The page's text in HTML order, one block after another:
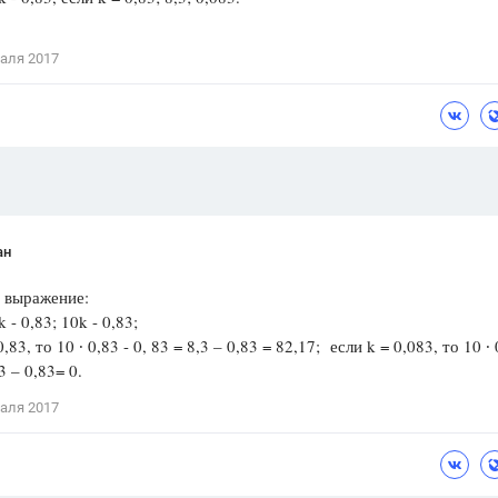
Красота,
2017
- 0,83; 10k - 0,83;
то 10 ∙ 0,83 - 0, 83 = 8,3 – 0,83 = 82,17; если k = 0,083, то 10 ∙
– 0,83= 0.
2017